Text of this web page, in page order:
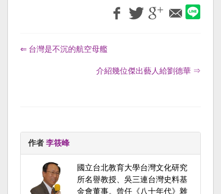
⇐ 台灣是不沉的航空母艦
介紹幾位傑出藝人給劉德華 ⇒
作者 李筱峰
國立台北教育大學台灣文化研究
所名譽教授、吳三連台灣史料基
金會董事。曾任《八十年代》雜